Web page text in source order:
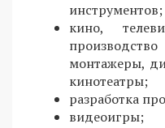
инструментов;
кино,
монтажеры,
кинотеатры;
разработка
видеоигры;